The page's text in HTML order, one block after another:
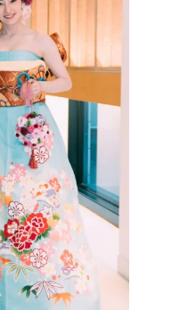
問い合わせ
-1131
/ 土日 10:00-19:00
イト
リシー